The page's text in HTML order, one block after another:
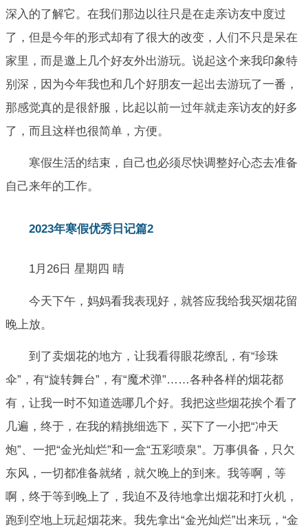
深入的了解它。在我们那边以往只是在走亲访友中度过
了，但是今年的形式却有了很大的改变，人们不只是呆在
家里，而是邀上几个好友外出游玩。说起这个来我印象特
别深，因为今年我也和几个好朋友一起出去游玩了一番，
那感觉真的是很舒服，比起以前一过年就走亲访友的好多
了，而且这样也很简单，方便。
寒假生活的结束，自己也必须尽快调整好心态去准备
自己来年的工作。
2023年寒假优秀日记篇2
1月26日 星期四 晴
今天下午，妈妈看我表现好，就答应我给我买烟花留
晚上放。
到了卖烟花的地方，让我看得眼花缭乱，有“珍珠
伞”，有“旋转舞台”，有“魔术弹”……各种各样的烟花都
有，让我一时不知道选哪几个好。我把这些烟花挨个看了
几遍，终于，在我的精挑细选下，买下了一小把“冲天
炮”、一把“金光灿烂”和一盒“五彩喷泉”。万事俱备，只欠
东风，一切都准备就绪，就欠晚上的到来。我等啊，等
啊，终于等到晚上了，我迫不及待地拿出烟花和打火机，
跑到空地上玩起烟花来。我先拿出“金光灿烂”出来玩，“金